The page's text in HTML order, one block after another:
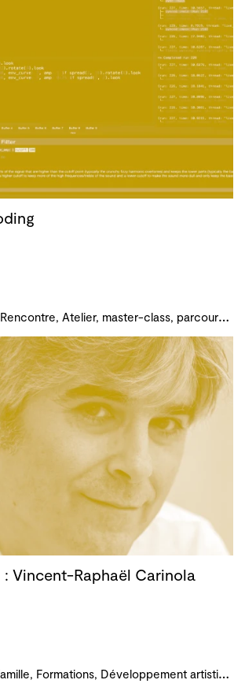
R
encontre, Atelier, master-class, parcours, B!ME 2024
Vincent-Raphaël Carinola
E
n famille, Formations, Développement artistique et culturel des territoires, Atelier, master-class, parcours, B!ME 2024